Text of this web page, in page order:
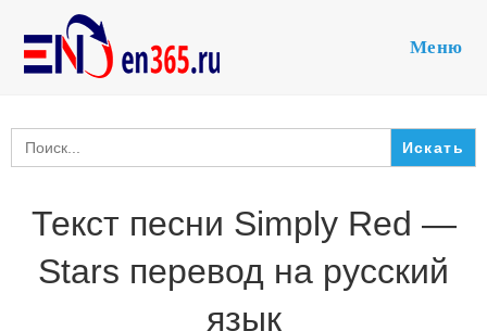
содержимому
Меню
Search
for:
Текст песни Simply Red —
Stars перевод на русский
язык